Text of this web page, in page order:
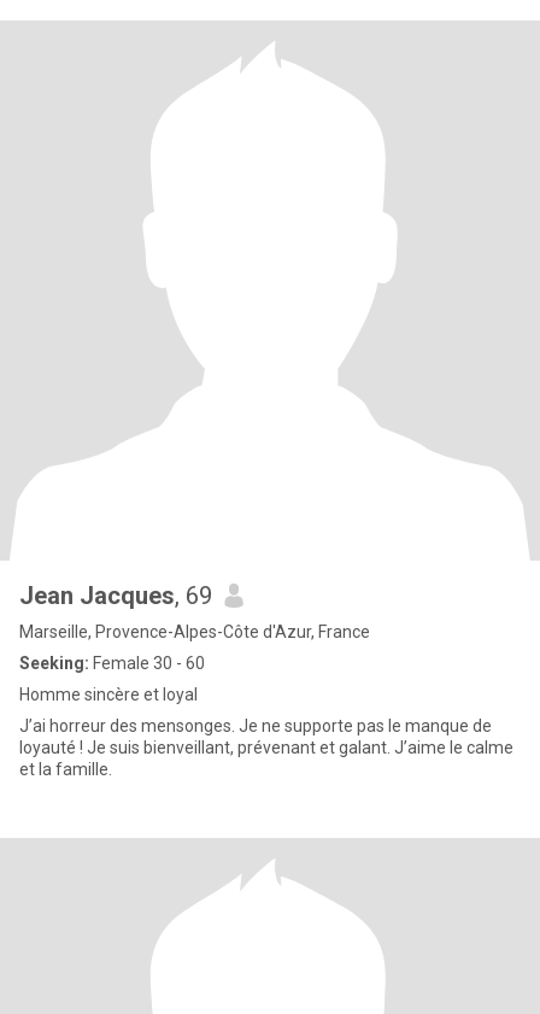
Jean Jacques, 69
Marseille, Provence-Alpes-Côte d'Azur, France
Seeking: Female 30 - 60
Homme sincère et loyal
J’ai horreur des mensonges. Je ne supporte pas le manque de
loyauté ! Je suis bienveillant, prévenant et galant. J’aime le calme
et la famille.